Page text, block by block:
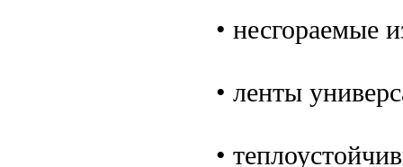
• несгораемые
• ленты
•